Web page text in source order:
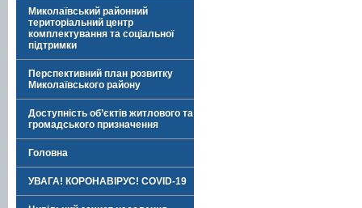
Миколаївський районний
територіальний центр
комплектування та соціальної
підтримки
Перспективний план розвитку
Миколаївського району
Доступність об’єктів житлового та
громадського призначення
Головна
УВАГА! КОРОНАВІРУС! COVID-19